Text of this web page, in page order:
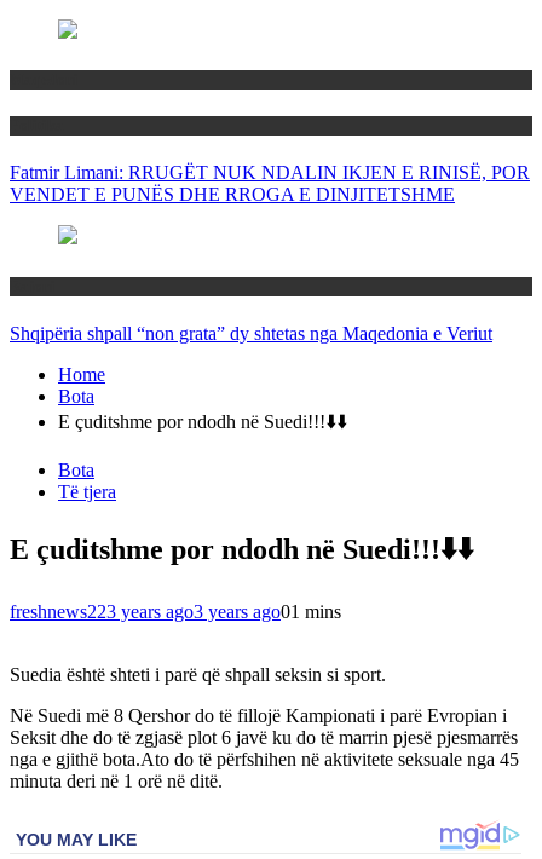
Fatmir Limani: RRUGËT NUK NDALIN IKJEN E RINISË, POR
VENDET E PUNËS DHE RROGA E DINJITETSHME
Shqipëria shpall “non grata” dy shtetas nga Maqedonia e Veriut
Home
Bota
E çuditshme por ndodh në Suedi!!!⬇️⬇️
Bota
Të tjera
E çuditshme por ndodh në Suedi!!!⬇️⬇️
freshnews223 years ago3 years ago01 mins
Suedia është shteti i parë që shpall seksin si sport.
Në Suedi më 8 Qershor do të fillojë Kampionati i parë Evropian i
Seksit dhe do të zgjasë plot 6 javë ku do të marrin pjesë pjesmarrës
nga e gjithë bota.Ato do të përfshihen në aktivitete seksuale nga 45
minuta deri në 1 orë në ditë.